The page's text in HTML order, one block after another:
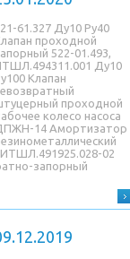
61.327 Ду10 Ру40
проходной
522-01.493,
Ду10
Клапан
проходной
колесо насоса
14 Амортизатор
02
запорный